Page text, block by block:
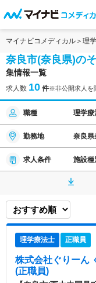
マイナビコメディカル 理
奈良市(奈良県)の
集情報一覧
求人数 10 件※非公開求人を
職種 理学療
勤務地 奈良県
求人条件 施設種
理学療法士 正職員
株式会社ぐりーん
(正職員)